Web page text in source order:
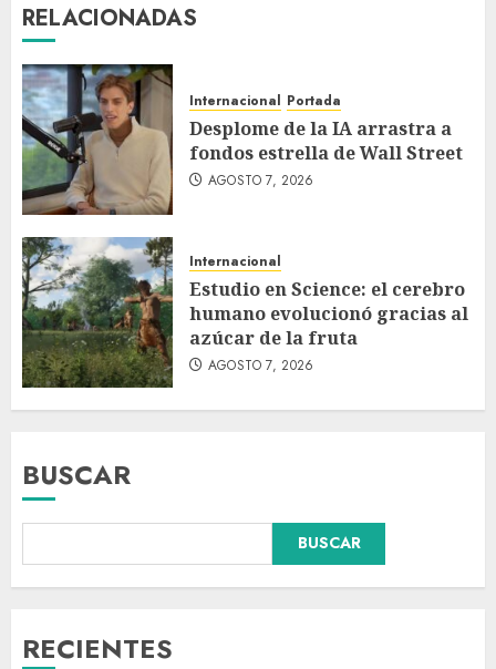
RELACIONADAS
Internacional Portada
Desplome de la IA arrastra a
fondos estrella de Wall Street
AGOSTO 7, 2026
Internacional
Estudio en Science: el cerebro
humano evolucionó gracias al
azúcar de la fruta
AGOSTO 7, 2026
BUSCAR
BUSCAR
RECIENTES
3
Fallece Carlos Garfias Merlos,